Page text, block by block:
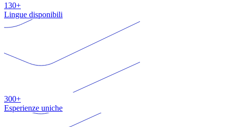
130+
Lingue disponibili
300+
Esperienze uniche